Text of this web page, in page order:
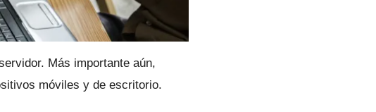
Más importante aún,
móviles y de escritorio.